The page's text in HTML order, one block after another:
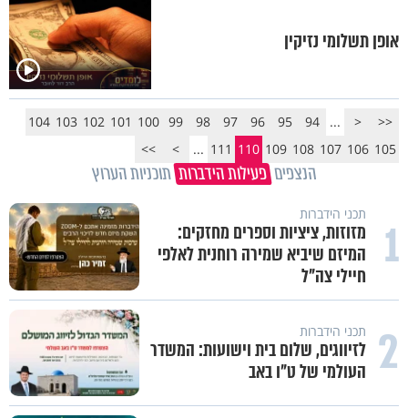
אופן תשלומי נזיקין
<<
<
...
94
95
96
97
98
99
100
101
102
103
104
105
106
107
108
109
110
111
...
>
>>
הנצפים פעילות הידברות תוכניות הערוץ
1 תכני הידברות
מזוזות, ציציות וספרים מחזקים:
המיזם שיביא שמירה רוחנית לאלפי
חיילי צה"ל
2 תכני הידברות
לזיווגים, שלום בית וישועות: המשדר
העולמי של ט"ו באב